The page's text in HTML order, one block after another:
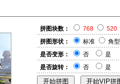
拼图块数： 768 520
拼图形状：
标准 角型
是否变形：
否
是
是否旋转：
否 是